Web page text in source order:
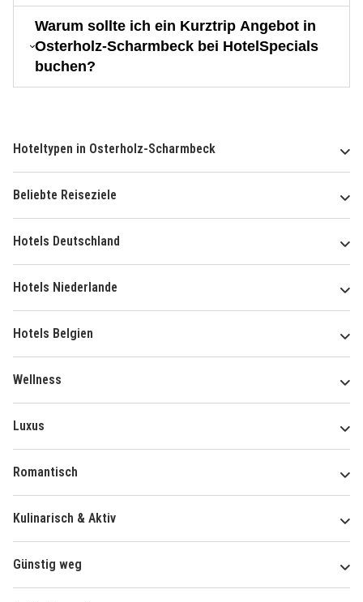
Warum sollte ich ein Kurztrip Angebot in
Osterholz-Scharmbeck bei HotelSpecials
buchen?
Hoteltypen in Osterholz-Scharmbeck
Beliebte Reiseziele
Hotels Deutschland
Hotels Niederlande
Hotels Belgien
Wellness
Luxus
Romantisch
Kulinarisch & Aktiv
Günstig weg